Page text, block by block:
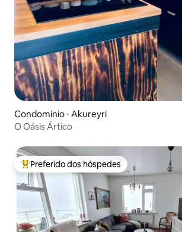
Condomínio ⋅ Akureyri
O Oásis Ártico
Entre os melhores preferidos dos hóspedes
Preferido dos hóspedes